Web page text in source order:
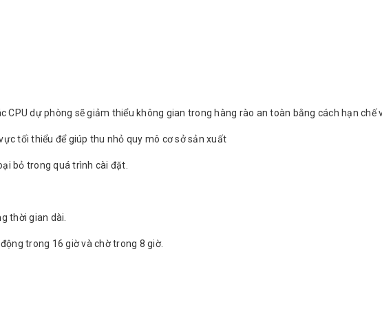
CPU dự phòng sẽ giảm thiểu không gian trong hàng rào an toàn bằng cách hạn chế
tối thiểu để giúp thu nhỏ quy mô cơ sở sản xuất
bỏ trong quá trình cài đặt.
thời gian dài.
trong 16 giờ và chờ trong 8 giờ.